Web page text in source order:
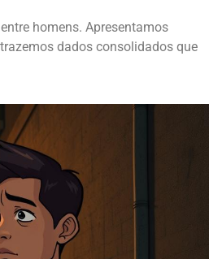
homens. Apresentamos
dados consolidados que